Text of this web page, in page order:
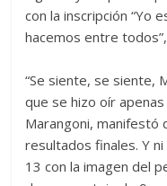
con la inscripción “Yo
hacemos entre
“Se siente, se siente,
que se hizo oír
Marangoni, manifestó
resultados finales. Y
13 con la imagen del